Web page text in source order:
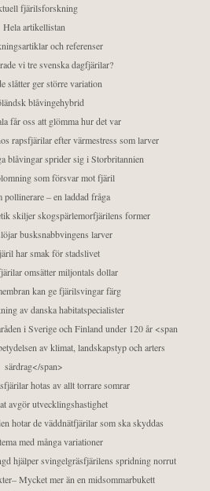
fjärilsforskning
Hela artikellistan
och referenser
vi tre svenska dagfjärilar?
slåtter ger större variation
blåvingehybrid
får oss att glömma hur det var
rapsfjärilar efter värmestress som larver
blåvingar sprider sig i Storbritannien
som försvar mot fjäril
pollinerare – en laddad fråga
skiljer skogspärlemorfjärilens former
busksnabbvingens larver
har smak för stadslivet
omsätter miljontals dollar
kan ge fjärilsvingar färg
av danska habitatspecialister
i Sverige och Finland under 120 år <span
av klimat, landskapstyp och arters
särdrag</span>
hotas av allt torrare somrar
avgör utvecklingshastighet
hotar de väddnätfjärilar som ska skyddas
med många variationer
hjälper svingelgräsfjärilens spridning norrut
Mycket mer än en midsommarbukett